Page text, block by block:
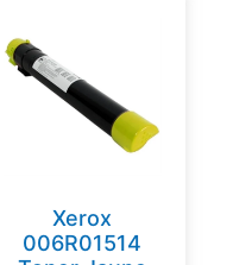
Xerox
006R01514